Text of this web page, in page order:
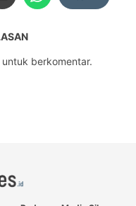
untuk berkomentar.